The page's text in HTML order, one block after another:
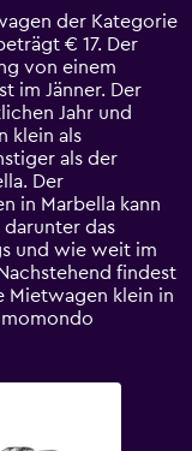
der Kategorie
€ 17. Der
von einem
im Jänner. Der
Jahr und
klein als
als der
Der
in Marbella kann
das
und wie weit im
findest
Mietwagen klein in
momondo